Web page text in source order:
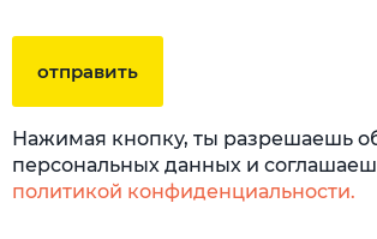
отправить
Нажимая кнопку, ты разрешаешь
персональных данных и
политикой конфиденциальности.